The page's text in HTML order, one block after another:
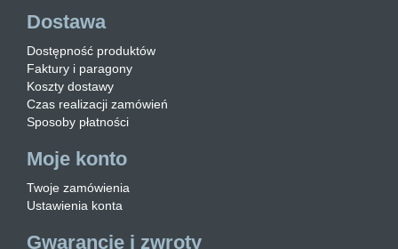
Dostawa
Dostępność produktów
Faktury i paragony
Koszty dostawy
Czas realizacji zamówień
Sposoby płatności
Moje konto
Twoje zamówienia
Ustawienia konta
Gwarancje i zwroty